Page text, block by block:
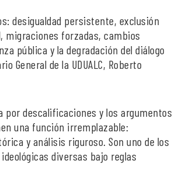
desigualdad persistente, exclusión
forzadas, cambios
pública y la degradación del diálogo
General de la UDUALC, Roberto
por descalificaciones y los argumentos
una función irremplazable:
y análisis riguroso. Son uno de los
diversas bajo reglas